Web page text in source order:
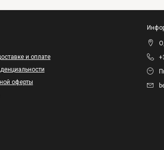
и оплате
оферты